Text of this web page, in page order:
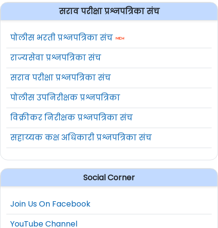
सराव परीक्षा प्रश्नपत्रिका संच
पोलीस भरती प्रश्नपत्रिका संच
राज्यसेवा प्रश्नपत्रिका संच
सराव परीक्षा प्रश्नपत्रिका संच
पोलीस उपनिरीक्षक प्रश्नपत्रिका
विक्रीकर निरीक्षक प्रश्नपत्रिका संच
सहाय्यक कक्ष अधिकारी प्रश्नपत्रिका संच
Social Corner
Join Us On Facebook
YouTube Channel